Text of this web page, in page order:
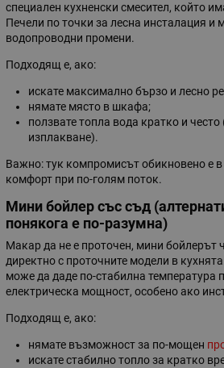
специален кухненски смесител, който
Печели по точки за лесна инсталация и
водопроводни промени.
Подходящ е, ако:
искате максимално бързо и лесно
нямате място в шкафа;
ползвате топла вода кратко и
изплакване).
Важно: тук компромисът обикновено е в
комфорт при по-голям поток.
Мини бойлер със съд
понякога е по-разумна)
Макар да не е проточен, мини бойлерът
директно с проточните модели в
може да даде по-стабилна температура
електрическа мощност, особено ако
Подходящ е, ако:
нямате възможност за по-мощен
искате стабилно топло за кратко